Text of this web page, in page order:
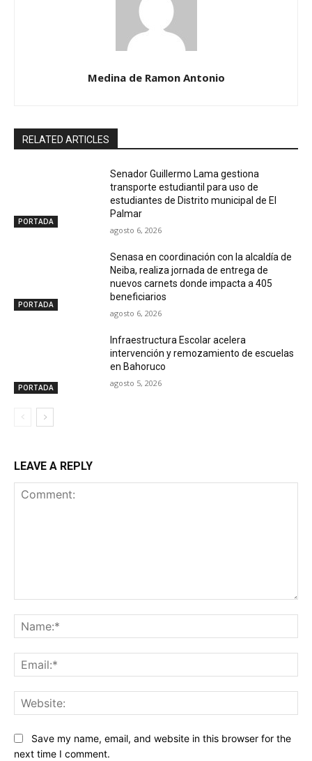
Medina de Ramon Antonio
RELATED ARTICLES
PORTADA
Senador Guillermo Lama gestiona
transporte estudiantil para uso de
estudiantes de Distrito municipal de El
Palmar
agosto 6, 2026
PORTADA
Senasa en coordinación con la alcaldía de
Neiba, realiza jornada de entrega de
nuevos carnets donde impacta a 405
beneficiarios
agosto 6, 2026
PORTADA
Infraestructura Escolar acelera
intervención y remozamiento de escuelas
en Bahoruco
agosto 5, 2026
LEAVE A REPLY
Save my name, email, and website in this browser for the
next time I comment.